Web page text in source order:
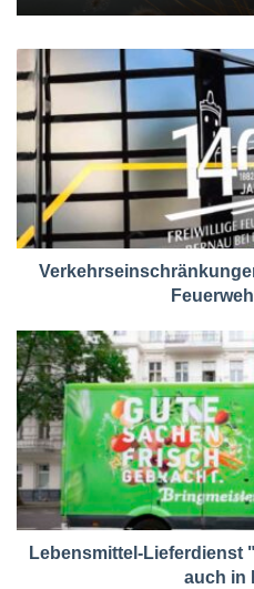
Lebensmittel-Lieferdienst
auch in